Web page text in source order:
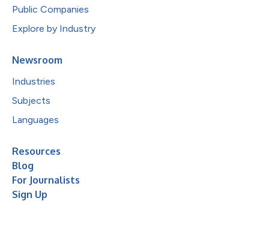
Public Companies
Explore by Industry
Newsroom
Industries
Subjects
Languages
Resources
Blog
For Journalists
Sign Up